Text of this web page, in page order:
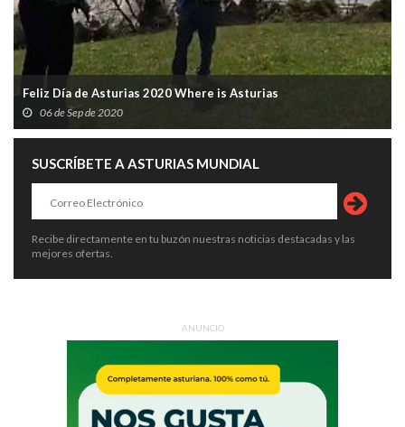
Feliz Día de Asturias 2020 Where is Asturias
06 de Sep de 2020
SUSCRÍBETE A ASTURIAS MUNDIAL
Recibe directamente en tu buzón nuestras noticias destacadas y las
mejores ofertas.
ANUNCIO